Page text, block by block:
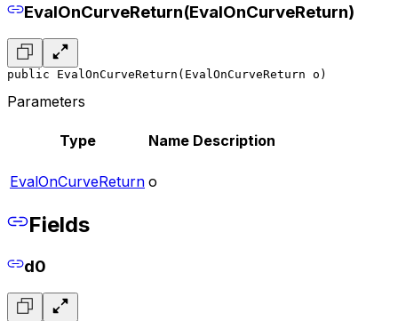
EvalOnCurveReturn(EvalOnCurveReturn)
public EvalOnCurveReturn(EvalOnCurveReturn o)
Parameters
Type Name Description
EvalOnCurveReturn o
Fields
d0